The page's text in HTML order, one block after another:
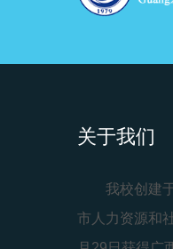
关于我们
我校创建
市人力资源和